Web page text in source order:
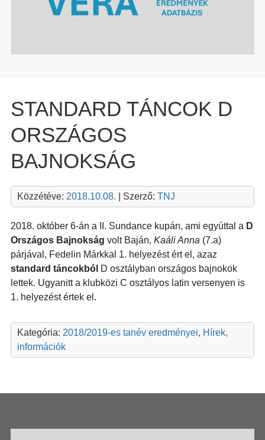
STANDARD TÁNCOK D
ORSZÁGOS
BAJNOKSÁG
Közzétéve: 2018.10.08. | Szerző: TNJ
2018. október 6-án a II. Sundance kupán, ami egyúttal a D
Országos Bajnokság volt Baján, Kaáli Anna (7.a)
párjával, Fedelin Márkkal 1. helyezést ért el, azaz
standard táncokból D osztályban országos bajnokok
lettek. Ugyanitt a klubközi C osztályos latin versenyen is
1. helyezést értek el.
Kategória: 2018/2019-es tanév eredményei, Hírek,
információk